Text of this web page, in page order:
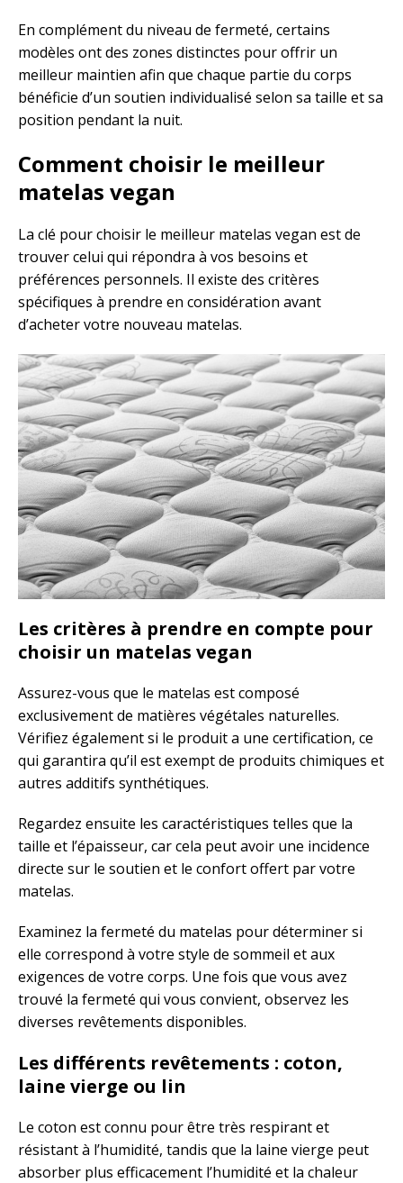
En complément du niveau de fermeté, certains
modèles ont des zones distinctes pour offrir un
meilleur maintien afin que chaque partie du corps
bénéficie d’un soutien individualisé selon sa taille et sa
position pendant la nuit.
Comment choisir le meilleur
matelas vegan
La clé pour choisir le meilleur matelas vegan est de
trouver celui qui répondra à vos besoins et
préférences personnels. Il existe des critères
spécifiques à prendre en considération avant
d’acheter votre nouveau matelas.
Les critères à prendre en compte pour
choisir un matelas vegan
Assurez-vous que le matelas est composé
exclusivement de matières végétales naturelles.
Vérifiez également si le produit a une certification, ce
qui garantira qu’il est exempt de produits chimiques et
autres additifs synthétiques.
Regardez ensuite les caractéristiques telles que la
taille et l’épaisseur, car cela peut avoir une incidence
directe sur le soutien et le confort offert par votre
matelas.
Examinez la fermeté du matelas pour déterminer si
elle correspond à votre style de sommeil et aux
exigences de votre corps. Une fois que vous avez
trouvé la fermeté qui vous convient, observez les
diverses revêtements disponibles.
Les différents revêtements : coton,
laine vierge ou lin
Le coton est connu pour être très respirant et
résistant à l’humidité, tandis que la laine vierge peut
absorber plus efficacement l’humidité et la chaleur